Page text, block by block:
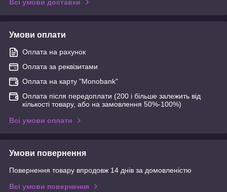
Всі умови доставки
Умови оплати
Оплата на рахунок
Оплата за реквізитами
Оплата на карту "Monobank"
Оплата після передоплати (200 і більше залежить від
кількості товару, або на замовлення 50%-100%)
Всі умови оплати
Умови повернення
Повернення товару впродовж 14 днів за домовленістю
Всі умови повернення